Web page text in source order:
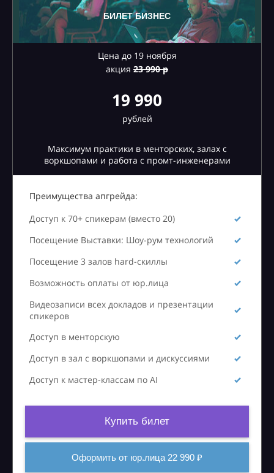
БИЛЕТ БИЗНЕС
Цена до 19 ноября
акция 23990 р
19 990
рублей
Максимум практики в менторских, залах с
воркшопами и работа с промт-инженерами
Преимущества апгрейда:
Доступ к 70+ спикерам (вместо 20)
Посещение Выставки: Шоу-рум технологий
Посещение 3 залов hard-скиллы
Возможность оплаты от юр.лица
Видеозаписи всех докладов и презентации
спикеров
Доступ в менторскую
Доступ в зал с воркшопами и дискуссиями
Доступ к мастер-классам по AI
Купить билет
Оформить от юр.лица 22 990 ₽